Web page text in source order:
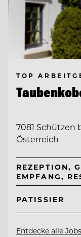
TOP
7081 Schützen
Österreich
REZEPTION,
EMPFANG,
PATISSIER
Entdecke alle Jobs